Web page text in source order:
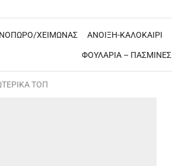
ΧΕΙΜΩΝΑΣ ΑΝΟΙΞΗ-ΚΑΛΟΚΑΙΡΙ
ΦΟΥΛΑΡΙΑ – ΠΑΣΜΙΝΕΣ
ΤΟΠ